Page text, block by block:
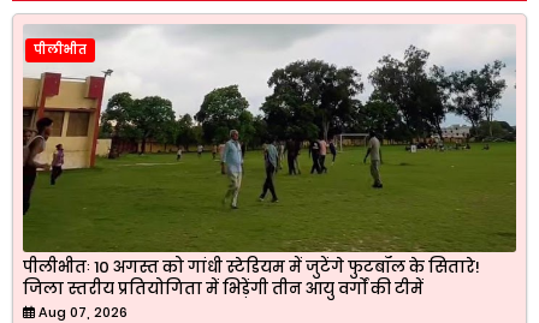
पीलीभीत
पीलीभीतः 10 अगस्त को गांधी स्टेडियम में जुटेंगे फुटबॉल के सितारे!
जिला स्तरीय प्रतियोगिता में भिड़ेंगी तीन आयु वर्गों की टीमें
Aug 07, 2026